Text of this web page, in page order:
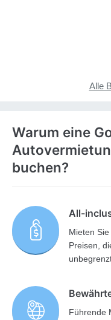
Alle
Warum eine
buchen?
All-
Mieten
Preisen,
Führende